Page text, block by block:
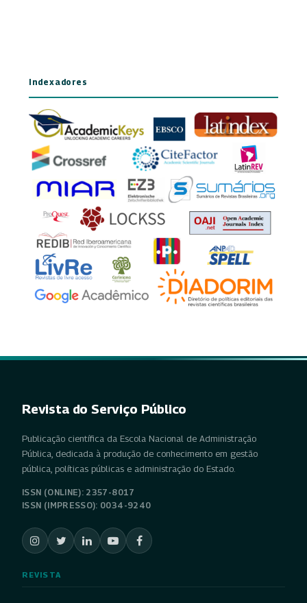
Indexadores
Revista do Serviço Público
Publicação científica da Escola Nacional de Administração
Pública, dedicada à produção de conhecimento em gestão
pública, políticas públicas e administração do Estado.
ISSN (ONLINE): 2357-8017
ISSN (IMPRESSO): 0034-9240
REVISTA